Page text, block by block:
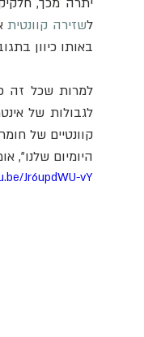
לשזירה קוונטית
באותו כיוון
היומיום שלנו",
Jr6updWU-vY